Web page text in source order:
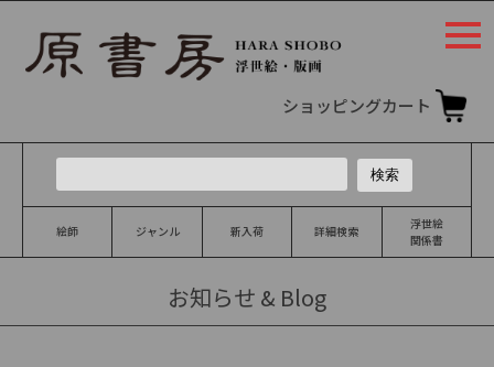
ショッピングカート
絵師 ジャンル 新入荷 詳細検索
浮世絵
関係書
お知らせ & Blog